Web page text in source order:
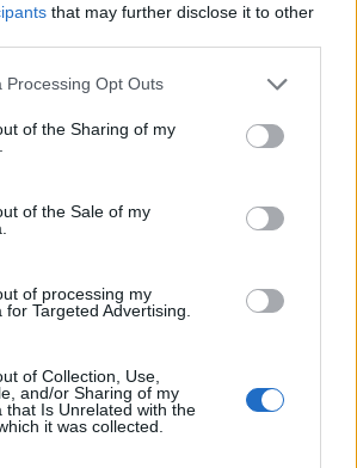
that may further disclose it to other
Processing Opt Outs
of the Sharing of my
of the Sale of my
of processing my
Targeted Advertising.
of Collection, Use,
and/or Sharing of my
that Is Unrelated with the
it was collected.
szabályzat
archívuma
archívuma